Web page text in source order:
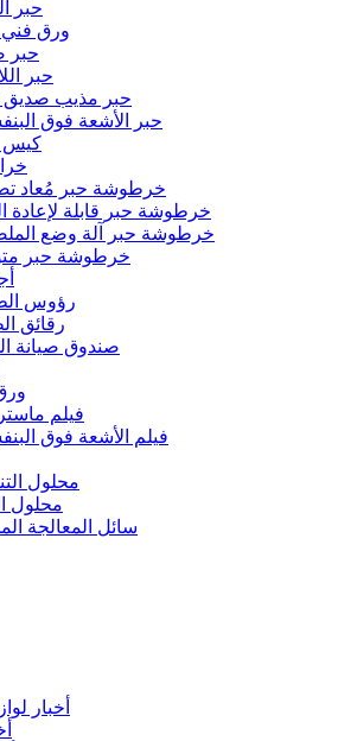
حبر
ورق فني
حبر
حبر
حبر مذيب صديق
حبر الأشعة فوق
كيس
خرطوشة حبر مُعاد
خرطوشة حبر قابلة لإعادة
خرطوشة حبر آلة وضع
خرطوشة حبر
رؤوس
رقائق
صندوق صيانة
فيلم
فيلم الأشعة فوق
محلول
محلول
سائل المعالجة
أخبار